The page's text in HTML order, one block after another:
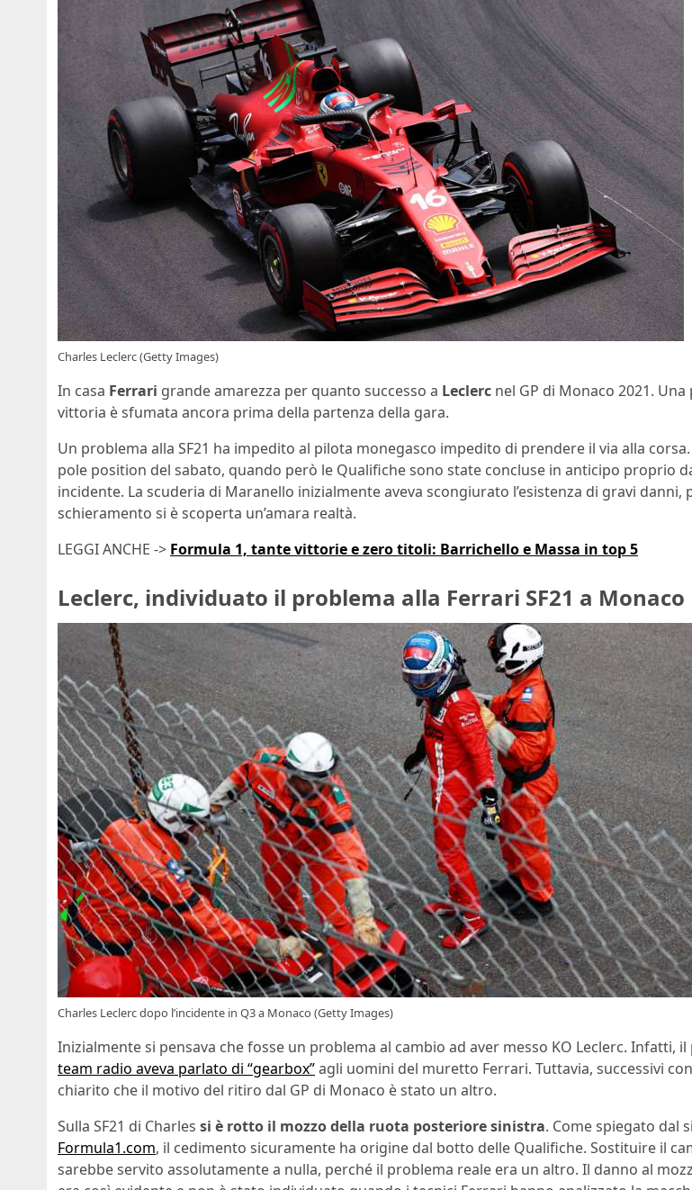
Charles Leclerc (Getty Images)
In casa Ferrari grande amarezza per quanto successo a Leclerc nel GP di Monaco 2021.
vittoria è sfumata ancora prima della partenza della gara.
Un problema alla SF21 ha impedito al pilota monegasco impedito di prendere il via alla
pole position del sabato, quando però le Qualifiche sono state concluse in anticipo proprio
incidente. La scuderia di Maranello inizialmente aveva scongiurato l’esistenza di gravi danni,
schieramento si è scoperta un’amara realtà.
LEGGI ANCHE -> Formula 1, tante vittorie e zero titoli: Barrichello e Massa in top 5
Leclerc, individuato il problema alla Ferrari SF21 a Monaco
Charles Leclerc dopo l’incidente in Q3 a Monaco (Getty Images)
Inizialmente si pensava che fosse un problema al cambio ad aver messo KO Leclerc. Infatti, il
team radio aveva parlato di “gearbox”agli uomini del muretto Ferrari. Tuttavia, successivi
chiarito che il motivo del ritiro dal GP di Monaco è stato un altro.
Sulla SF21 di Charles si è rotto il mozzo della ruota posteriore sinistra. Come spiegato dal
Formula1.com, il cedimento sicuramente ha origine dal botto delle Qualifiche. Sostituire il
sarebbe servito assolutamente a nulla, perché il problema reale era un altro. Il danno al